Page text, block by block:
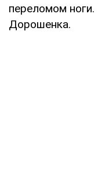
переломом ноги.
Дорошенка.